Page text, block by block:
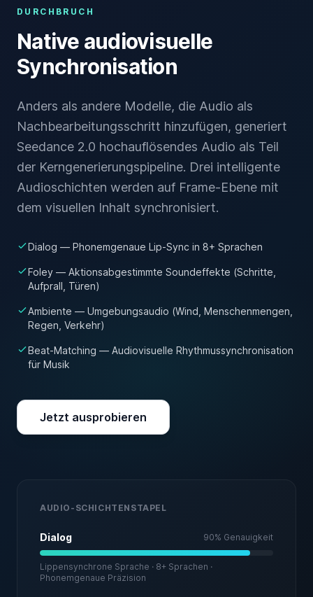
DURCHBRUCH
Native audiovisuelle
Synchronisation
Anders als andere Modelle, die Audio als
Nachbearbeitungsschritt hinzufügen, generiert
Seedance 2.0 hochauflösendes Audio als Teil
der Kerngenerierungspipeline. Drei intelligente
Audioschichten werden auf Frame-Ebene mit
dem visuellen Inhalt synchronisiert.
Dialog — Phonemgenaue Lip-Sync in 8+ Sprachen
Foley — Aktionsabgestimmte Soundeffekte (Schritte,
Aufprall, Türen)
Ambiente — Umgebungsaudio (Wind, Menschenmengen,
Regen, Verkehr)
Beat-Matching — Audiovisuelle Rhythmussynchronisation
für Musik
Jetzt ausprobieren
AUDIO-SCHICHTENSTAPEL
Dialog 90% Genauigkeit
Lippensynchrone Sprache · 8+ Sprachen ·
Phonemgenaue Präzision